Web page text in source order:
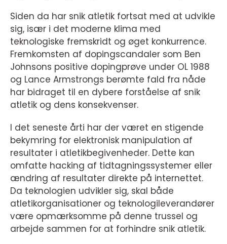
Siden da har snik atletik fortsat med at udvikle
sig, især i det moderne klima med
teknologiske fremskridt og øget konkurrence.
Fremkomsten af dopingscandaler som Ben
Johnsons positive dopingprøve under OL 1988
og Lance Armstrongs berømte fald fra nåde
har bidraget til en dybere forståelse af snik
atletik og dens konsekvenser.
I det seneste årti har der været en stigende
bekymring for elektronisk manipulation af
resultater i atletikbegivenheder. Dette kan
omfatte hacking af tidtagningssystemer eller
ændring af resultater direkte på internettet.
Da teknologien udvikler sig, skal både
atletikorganisationer og teknologileverandører
være opmærksomme på denne trussel og
arbejde sammen for at forhindre snik atletik.